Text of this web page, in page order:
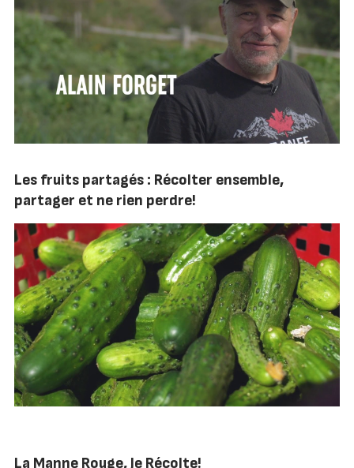
Les fruits partagés : Récolter ensemble,
partager et ne rien perdre!
La Manne Rouge, Je Récolte!